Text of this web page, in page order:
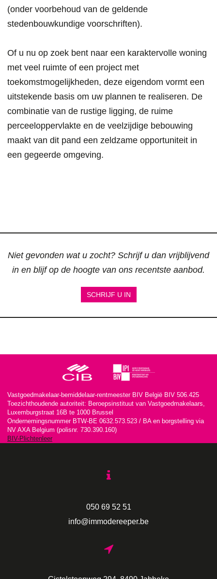
(onder voorbehoud van de geldende
stedenbouwkundige voorschriften).
Of u nu op zoek bent naar een karaktervolle woning
met veel ruimte of een project met
toekomstmogelijkheden, deze eigendom vormt een
uitstekende basis om uw plannen te realiseren. De
combinatie van de rustige ligging, de ruime
perceeloppervlakte en de veelzijdige bebouwing
maakt van dit pand een zeldzame opportuniteit in
een gegeerde omgeving.
Niet gevonden wat u zocht? Schrijf u dan vrijblijvend
in en blijf op de hoogte van ons recentste aanbod.
SCHRIJF U IN
Vastgoedmakelaar-bemiddelaar-rentmeester BIV België BIV 506.425
Toezichthoudende autoriteit: Beroepsinstituut van Vastgoedmakelaars,
Luxemburgstraat 16B te 1000 Brussel
Ondernemingsnummer BTW-BE 0632.573.523 / BA en borgstelling via
NV AXA Belgium (polisnr. 730.390.160)
BIV-Plichtenleer
050 69 52 51
info@immodereeper.be